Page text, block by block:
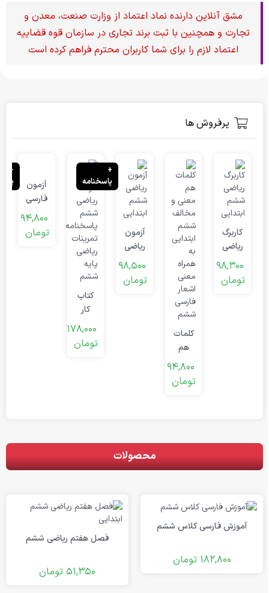
مشق آنلاین دارنده نماد اعتماد از وزارت صنعت، معدن و
تجارت و همچنین با ثبت برند تجاری در سازمان قوه قضاییه
اعتماد لازم را برای شما کاربران محترم فراهم کرده است
پرفروش ها
کاربرگ
ریاضی
ششم
ابتدایی
98,300
تومان
کلمات
هم
معنی
مخالف
94,800
تومان
آزمون
ریاضی
ششم
ابتدایی
98,500
تومان
+
پاسخنامه
کتاب
کار
ریاضی
ششم
178,000
تومان
آزمون
فارسی
ششم
ابتدایی
94,800
تومان
+
محصولات
آموزش فارسی کلاس ششم
182,800 تومان
فصل هفتم ریاضی ششم
51,350 تومان